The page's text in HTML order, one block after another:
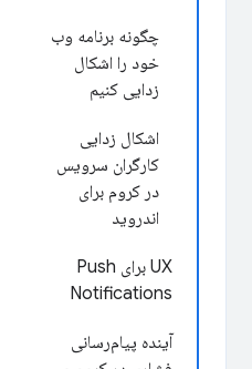
چگونه برنامه وب
خود را اشکال
زدایی کنیم
اشکال زدایی
کارگران سرویس
در کروم برای
اندروید
UX برای Push
Notifications
آینده پیام‌رسانی